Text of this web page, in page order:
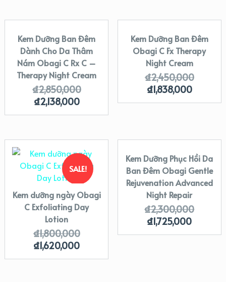
SALE!
Kem Dưỡng Ban Đêm
Dành Cho Da Thâm
Nám Obagi C Rx C –
Therapy Night Cream
₫2,850,000
₫2,138,000
SALE!
Kem Dưỡng Ban Đêm
Obagi C Fx Therapy
Night Cream
₫2,450,000
₫1,838,000
SALE!
Kem dưỡng ngày Obagi
C Exfoliating Day
Lotion
₫1,800,000
₫1,620,000
SALE!
Kem Dưỡng Phục Hồi Da
Ban Đêm Obagi Gentle
Rejuvenation Advanced
Night Repair
₫2,300,000
₫1,725,000